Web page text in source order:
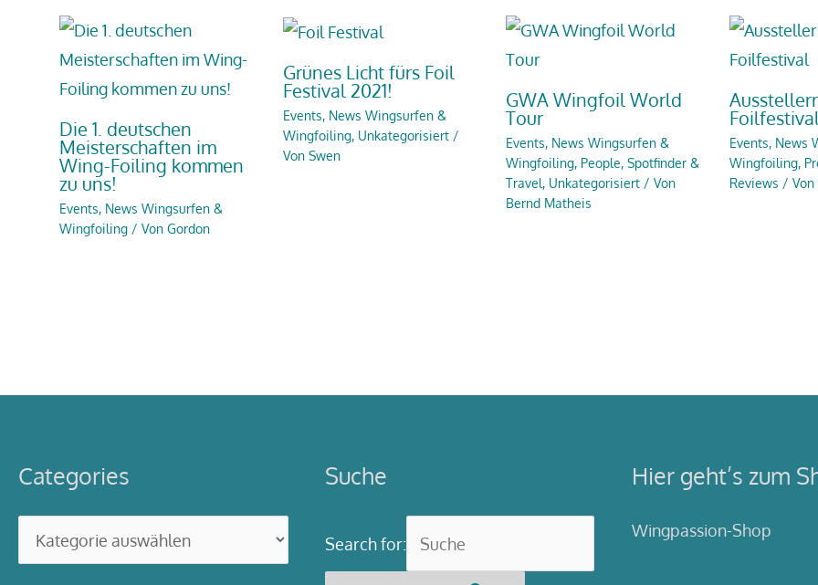
Die 1. deutschen
Meisterschaften im
Wing-Foiling kommen
zu uns!
Events, News Wingsurfen &
Wingfoiling / Von Gordon
Grünes Licht fürs Foil
Festival 2021!
Events, News Wingsurfen &
Wingfoiling, Unkategorisiert/
Von Swen
GWA Wingfoil World
Tour
Events, News Wingsurfen &
Wingfoiling, People,Spotfinder &
Travel, Unkategorisiert / Von
Bernd Matheis
Events, News
Wingfoiling,
Reviews / Von
Categories Suche
Search for:
Hier geht’s zum
Wingpassion-Shop